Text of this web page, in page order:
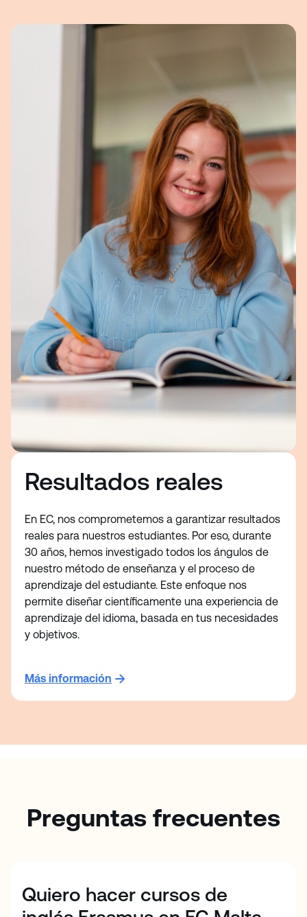
Resultados reales
En EC, nos comprometemos a garantizar resultados
reales para nuestros estudiantes. Por eso, durante
30 años, hemos investigado todos los ángulos de
nuestro método de enseñanza y el proceso de
aprendizaje del estudiante. Este enfoque nos
permite diseñar científicamente una experiencia de
aprendizaje del idioma, basada en tus necesidades
y objetivos.
Más información
Preguntas frecuentes
Quiero hacer cursos de